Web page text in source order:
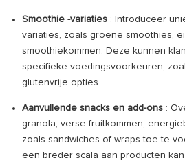
Smoothie -variaties : Introduceer
variaties, zoals groene smoothies,
smoothiekommen. Deze kunnen
specifieke voedingsvoorkeuren,
glutenvrije opties.
Aanvullende snacks en add-ons :
granola, verse fruitkommen,
zoals sandwiches of wraps toe te
een breder scala aan producten